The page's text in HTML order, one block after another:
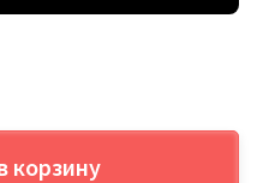
корзину